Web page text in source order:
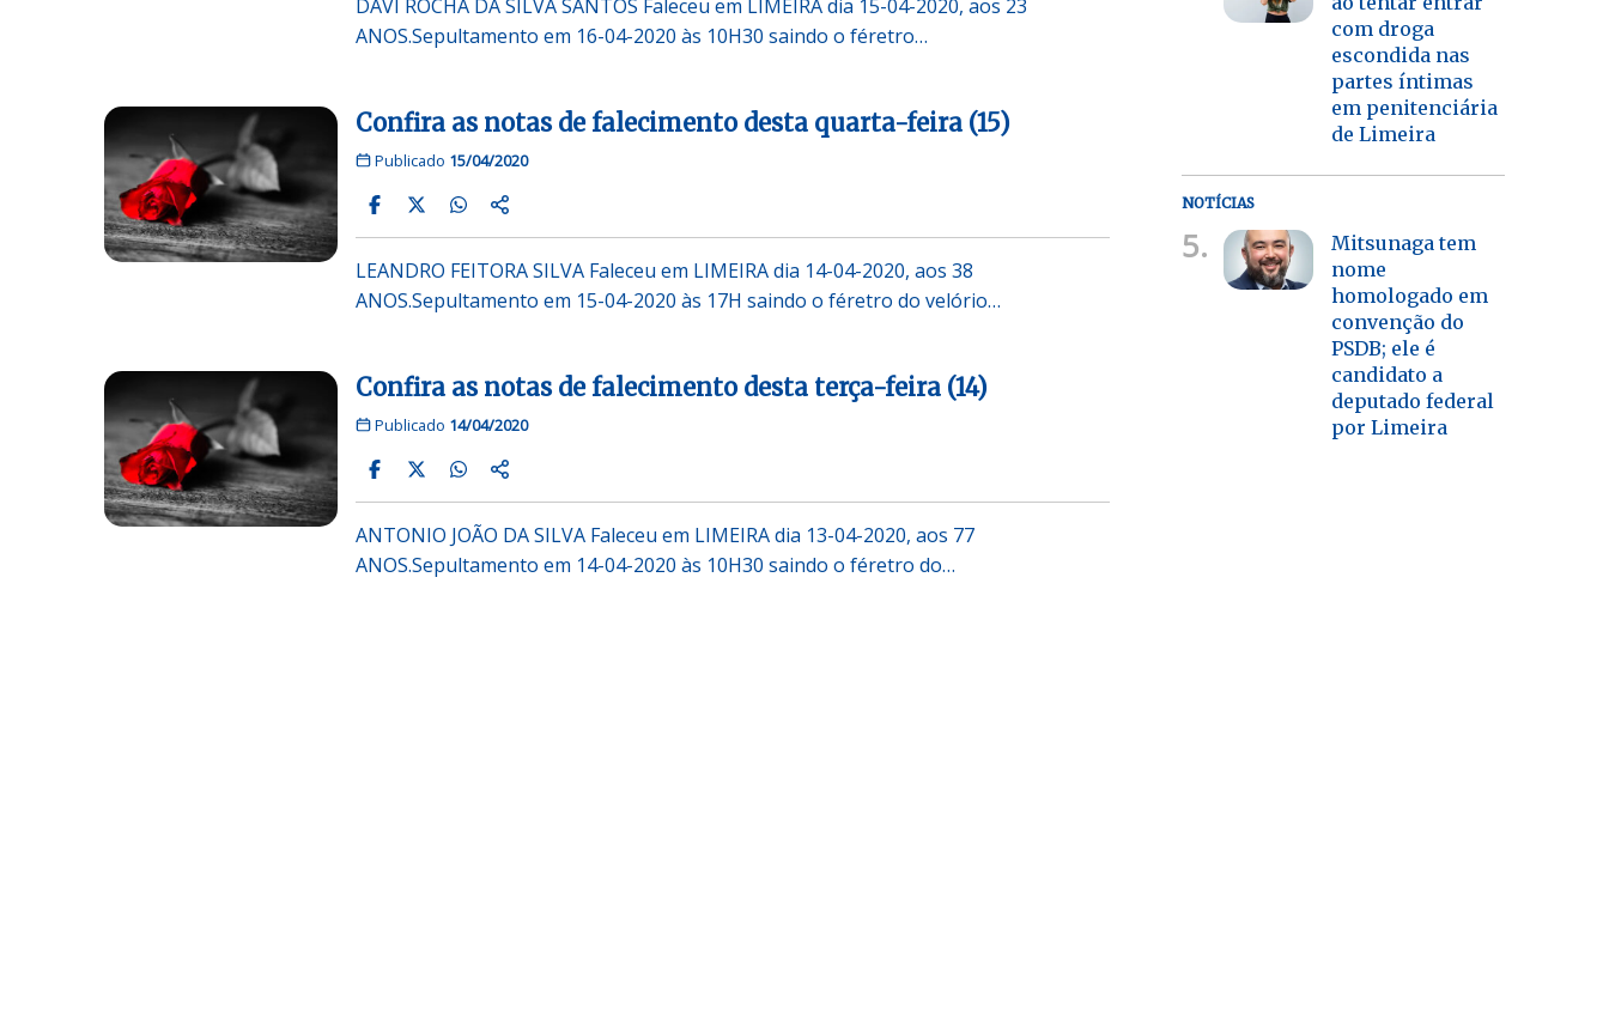
DAVI ROCHA DA SILVA SANTOS Faleceu em LIMEIRA dia 15-04-2020, aos 23
ANOS.Sepultamento em 16-04-2020 às 10H30 saindo o féretro…
Confira as notas de falecimento desta quarta-feira (15)
Publicado 15/04/2020
LEANDRO FEITORA SILVA Faleceu em LIMEIRA dia 14-04-2020, aos 38
ANOS.Sepultamento em 15-04-2020 às 17H saindo o féretro do velório…
Confira as notas de falecimento desta terça-feira (14)
Publicado 14/04/2020
ANTONIO JOÃO DA SILVA Faleceu em LIMEIRA dia 13-04-2020, aos 77
ANOS.Sepultamento em 14-04-2020 às 10H30 saindo o féretro do…
com droga
escondida nas
partes íntimas
em penitenciária
de Limeira
NOTÍCIAS
5.
Mitsunaga tem
nome
homologado em
convenção do
PSDB; ele é
candidato a
deputado federal
por Limeira